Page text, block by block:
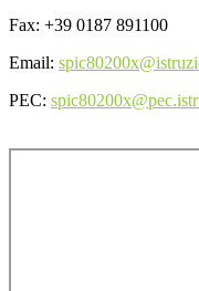
Fax: +39 0187 891100
Email:
PEC: